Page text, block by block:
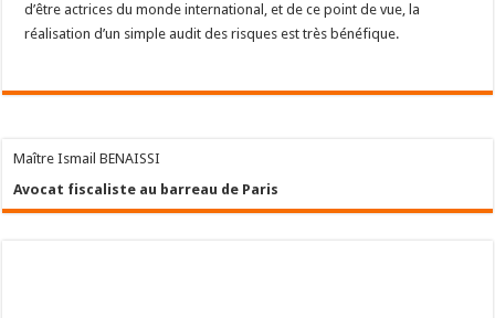
d’être actrices du monde international, et de ce point de vue, la
réalisation d’un simple audit des risques est très bénéfique.
Maître Ismail BENAISSI
Avocat fiscaliste au barreau de Paris